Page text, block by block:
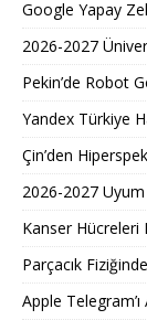
Google Yapay
2026-2027
Pekin’de Robot
Yandex Türkiye
Çin’den
2026-2027
Kanser Hücreleri
Parçacık
Apple Telegram’ı